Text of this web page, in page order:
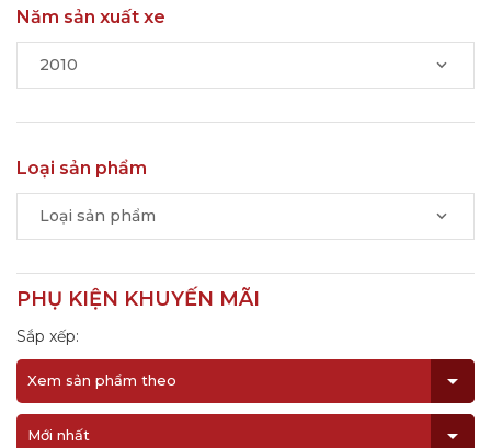
Năm sản xuất xe
2010
Loại sản phẩm
Loại sản phẩm
PHỤ KIỆN KHUYẾN MÃI
Sắp xếp:
Xem sản phẩm theo
Mới nhất